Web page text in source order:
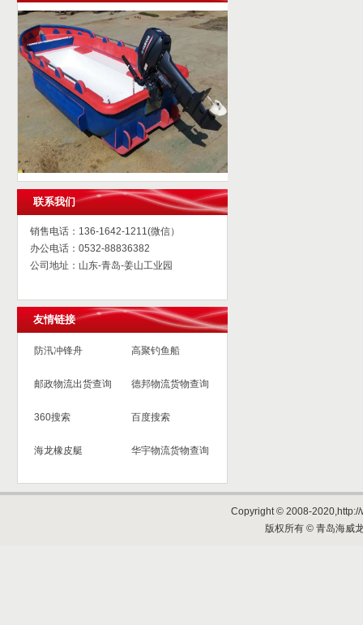
联系我们
销售电话：136-1642-1211(微信）
办公电话：0532-88836382
公司地址：山东-青岛-姜山工业园
友情链接
防汛冲锋舟 高聚钓鱼船
邮政物流出货查询 德邦物流货物查询
360搜索 百度搜索
海龙橡皮艇 华宇物流货物查询
Copyright © 2008-
版权所有 © 青岛海威